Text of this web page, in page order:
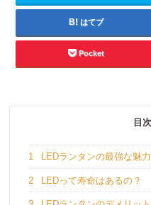
はてブ
Pocket
目次
1 LEDランタンの最強な魅
2 LEDって寿命はあるの？